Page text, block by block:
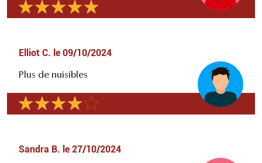
Elliot C. le 09/10/2024
Plus de nuisibles
Sandra B. le 27/10/2024